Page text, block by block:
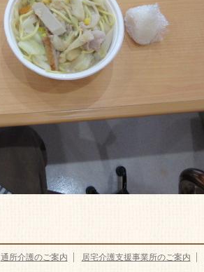
通所介護のご案内 居宅介護支援事業所のご案内